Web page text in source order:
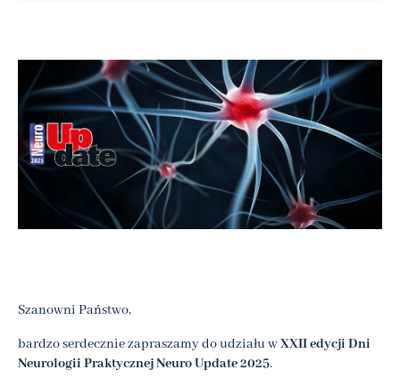
Szanowni Państwo,
bardzo serdecznie zapraszamy do udziału wXXII edycji Dni
Neurologii Praktycznej Neuro Update 2025.